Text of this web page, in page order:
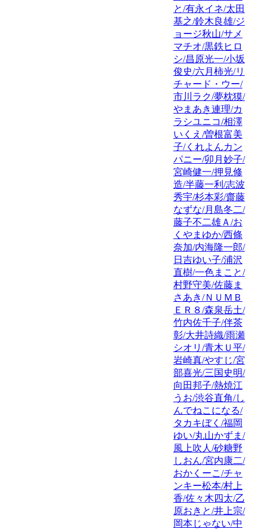
と/有永イネ/太田
基之/鈴木良雄/ジ
ョージ秋山/サメ
マチオ/黒鉄ヒロ
シ/昌原光一/小坂
俊史/六月柿光/リ
チャード・ウー/
市川ラク/夢枕獏/
やまあき連理/カ
ラシユニコ/相澤
いくえ/曽根富美
子/くれよんカン
パニー/卯月妙子/
宮崎健一/押見修
造/半藤一利/志波
秀宇/杉本彩/齋藤
なずな/月島冬二/
藤子不二雄Ａ/お
くやまゆか/西條
奈加/内海隆一郎/
日吉ゆい子/浦沢
直樹/一色まこと/
村野守美/佐藤ま
さあき/ＮＵＭＢ
ＥＲ８/森泉岳土/
竹内佐千子/伴茶
彰/大井詩織/雨瀬
シオリ/青木Ｕ平/
岩崎真/やすじ/宮
部喜光/三国史明/
向田邦子/熱焼江
うお/渋谷直角/し
んでねこになる/
タカキぼく/福岡
ゆい/丸山かずま/
風上吹人/砂糖野
しおん/宮内康二/
おかくーこ/チャ
ンキー松本/村上
香/佐々木四太/乙
原おきと/井上宗/
岡本じゃない/中